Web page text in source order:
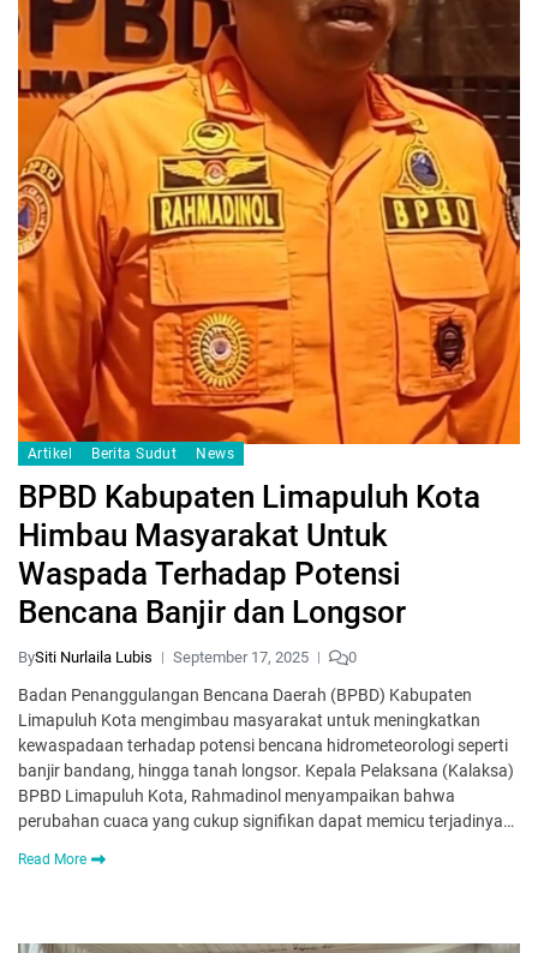
Artikel Berita Sudut News
BPBD Kabupaten Limapuluh Kota
Himbau Masyarakat Untuk
Waspada Terhadap Potensi
Bencana Banjir dan Longsor
BySiti Nurlaila Lubis September 17, 2025 0
Badan Penanggulangan Bencana Daerah (BPBD) Kabupaten
Limapuluh Kota mengimbau masyarakat untuk meningkatkan
kewaspadaan terhadap potensi bencana hidrometeorologi seperti
banjir bandang, hingga tanah longsor. Kepala Pelaksana (Kalaksa)
BPBD Limapuluh Kota, Rahmadinol menyampaikan bahwa
perubahan cuaca yang cukup signifikan dapat memicu terjadinya…
Read More